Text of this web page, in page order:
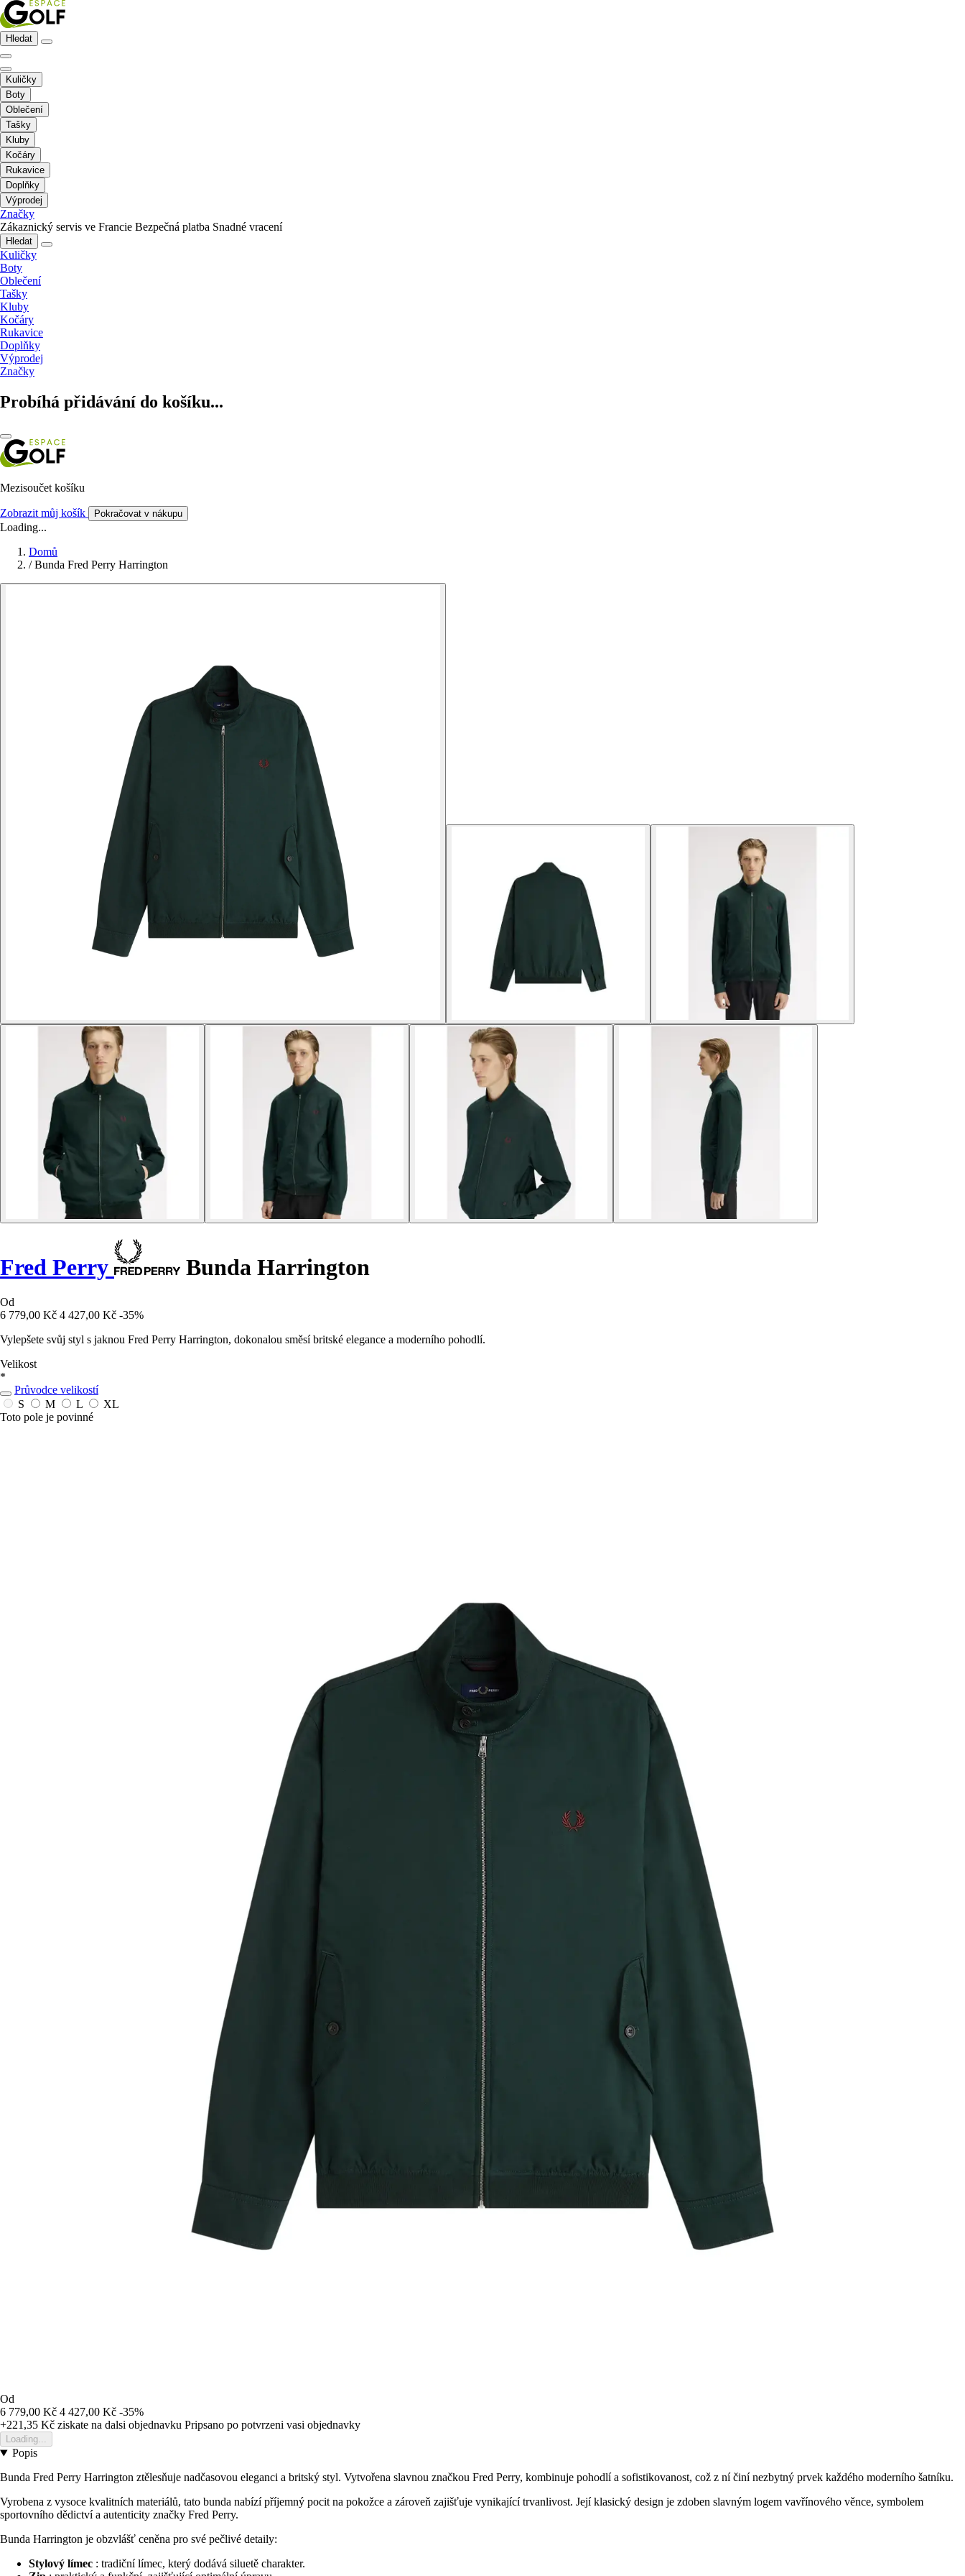
Hledat
Kuličky
Boty
Oblečení
Tašky
Kluby
Kočáry
Rukavice
Doplňky
Výprodej
Značky
Zákaznický servis ve Francie Bezpečná platba Snadné vracení
Hledat
Kuličky
Boty
Oblečení
Tašky
Kluby
Kočáry
Rukavice
Doplňky
Výprodej
Značky
Probíhá přidávání do košíku...
Mezisoučet košíku
Zobrazit můj košík Pokračovat v nákupu
Loading...
Domů
/ Bunda Fred Perry Harrington
Fred Perry Bunda Harrington
Od
6 779,00 Kč 4 427,00 Kč -35%
Vylepšete svůj styl s jaknou Fred Perry Harrington, dokonalou směsí britské elegance a moderního pohodlí.
Velikost
*
Průvodce velikostí
S
M L
XL
Toto pole je povinné
Od
6 779,00 Kč 4 427,00 Kč -35%
+221,35 Kč ziskate na dalsi objednavku Pripsano po potvrzeni vasi objednavky
Loading...
Popis
Bunda Fred Perry Harrington ztělesňuje nadčasovou eleganci a britský styl. Vytvořena slavnou značkou Fred Perry, kombinuje pohodlí a sofistikovanost, což z ní činí nezbytný prvek každého moderního šatníku.
Vyrobena z vysoce kvalitních materiálů, tato bunda nabízí příjemný pocit na pokožce a zároveň zajišťuje vynikající trvanlivost. Její klasický design je zdoben slavným logem vavřínového věnce, symbolem
sportovního dědictví a autenticity značky Fred Perry.
Bunda Harrington je obzvlášť ceněna pro své pečlivé detaily:
Stylový límec : tradiční límec, který dodává siluetě charakter.